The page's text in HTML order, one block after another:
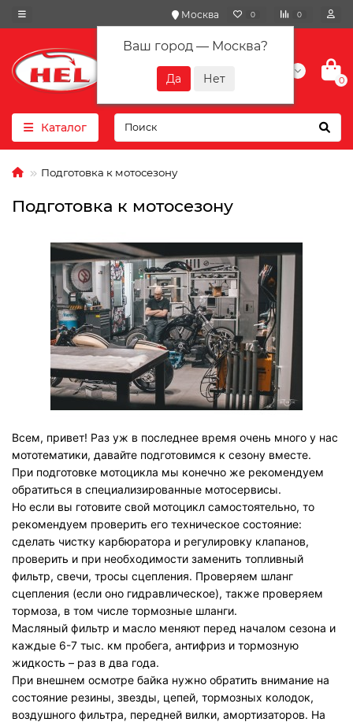
Москва
Ваш город — Москва?
0 0
+7(901) 417-10-01
0
Каталог
Подготовка к мотосезону
Подготовка к мотосезону
Всем, привет! Раз уж в последнее время очень много у нас
мототематики, давайте подготовимся к сезону вместе.
При подготовке мотоцикла мы конечно же рекомендуем
обратиться в специализированные мотосервисы.
Но если вы готовите свой мотоцикл самостоятельно, то
рекомендуем проверить его техническое состояние:
сделать чистку карбюратора и регулировку клапанов,
проверить и при необходимости заменить топливный
фильтр, свечи, тросы сцепления. Проверяем шланг
сцепления (если оно гидравлическое), также проверяем
тормоза, в том числе тормозные шланги.
Масляный фильтр и масло меняют перед началом сезона и
каждые 6-7 тыс. км пробега, антифриз и тормозную
жидкость – раз в два года.
При внешнем осмотре байка нужно обратить внимание на
состояние резины, звезды, цепей, тормозных колодок,
воздушного фильтра, передней вилки, амортизаторов. На